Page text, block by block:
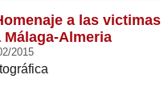
a las
Málaga-Almeria
2015